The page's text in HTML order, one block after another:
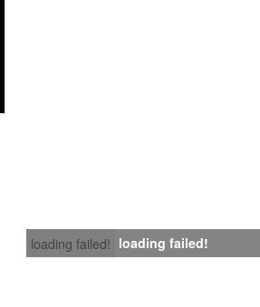
loading failed! loading failed!